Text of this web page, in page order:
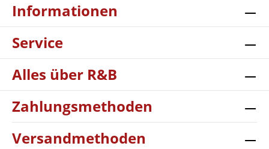
Informationen
Service
Alles über R&B
Zahlungsmethoden
Versandmethoden